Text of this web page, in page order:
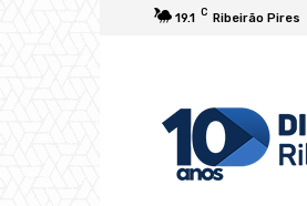
19.1 C Ribeirão Pires